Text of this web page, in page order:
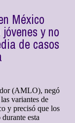
México
y no
de casos
(AMLO), negó
variantes de
y precisó que los
esta